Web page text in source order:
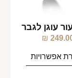
עוגן לגבר
₪
אפשרויות